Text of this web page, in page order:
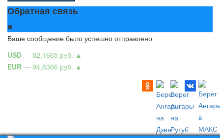
Обратная связь
Ваше сообщение было успешно отправлено
USD — 82,1665 руб. ▲
EUR — 94,8366 руб. ▲